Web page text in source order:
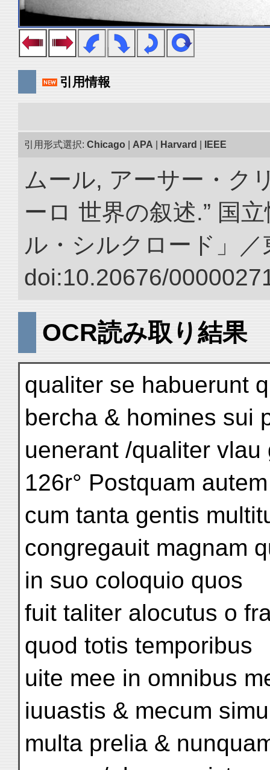
引用情報
引用形式選択: Chicago APA Harvard IEEE
ムール, アーサー・ク
ーロ 世界の叙述.” 国
ル・シルクロード」／
doi:10.20676/
OCR読み取り結果
qualiter se habuerunt
bercha & homines sui
uenerant /qualiter
126r° Postquam
cum tanta gentis
congregauit magnam
in suo coloquio quos
fuit taliter alocutus o
quod totis temporibus
uite mee in omnibus
iuuastis & mecum
multa prelia &